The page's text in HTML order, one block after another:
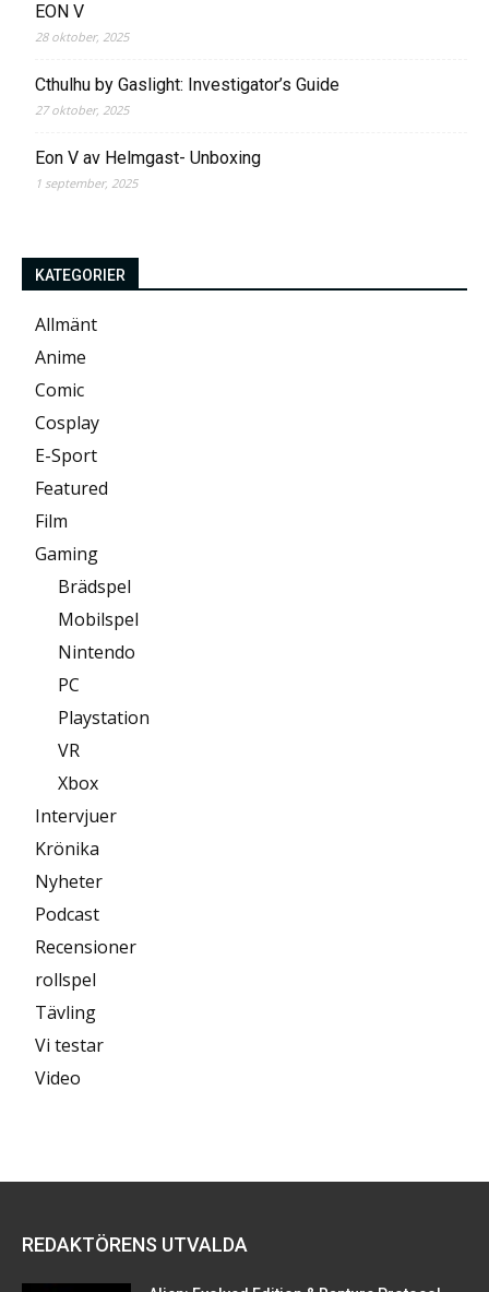
EON V
28 oktober, 2025
Cthulhu by Gaslight: Investigator’s Guide
27 oktober, 2025
Eon V av Helmgast- Unboxing
1 september, 2025
KATEGORIER
Allmänt
Anime
Comic
Cosplay
E-Sport
Featured
Film
Gaming
Brädspel
Mobilspel
Nintendo
PC
Playstation
VR
Xbox
Intervjuer
Krönika
Nyheter
Podcast
Recensioner
rollspel
Tävling
Vi testar
Video
REDAKTÖRENS UTVALDA